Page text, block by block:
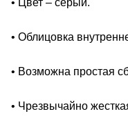
• Облицовка
• Возможна простая
• Чрезвычайно